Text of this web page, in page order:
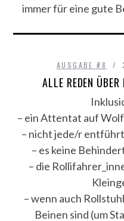
immer für eine gute
AUSGABE #8
ALLE REDEN
– ein Attentat auf
– nicht jede/r
– es keine
– die
– wenn auch
Beinen sind (um